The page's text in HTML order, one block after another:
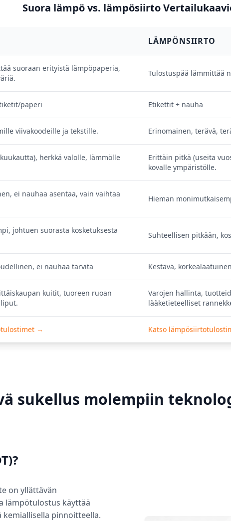
Suora lämpö vs. lämpösiirto
LÄMPÖNSIIRTO
suoraan erityistä lämpöpaperia,
Tulostuspää lämmittää
paperi Etikettit + nauha
viivakoodeille ja tekstille. Erinomainen, terävä,
herkkä valolle, lämmölle
Erittäin pitkä (useita
kovalle ympäristölle.
ei nauhaa asentaa, vain vaihtaa
Hieman
johtuen suorasta kosketuksesta
Suhteellisen pitkään,
ei nauhaa tarvita Kestävä,
kuitit, tuoreen ruoan
Varojen hallinta,
lääketieteelliset
→ Katso
sukellus molempiin
on yllättävän
lämpötulostus käyttää
pinnoitteella.